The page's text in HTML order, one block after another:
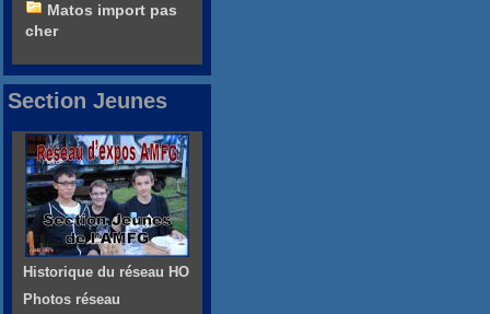
Matos import pas
cher
Section Jeunes
Historique du réseau HO
Photos réseau